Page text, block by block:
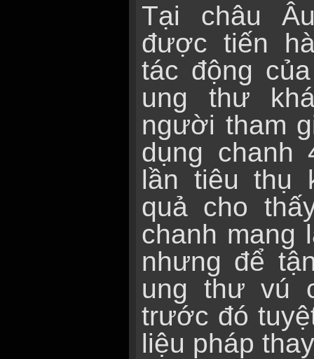
Tại châu
được tiến
tác động
ung thư
người tham
dụng chanh
lần tiêu thụ
quả cho
chanh mang
nhưng để
ung thư vú
trước đó
liệu pháp